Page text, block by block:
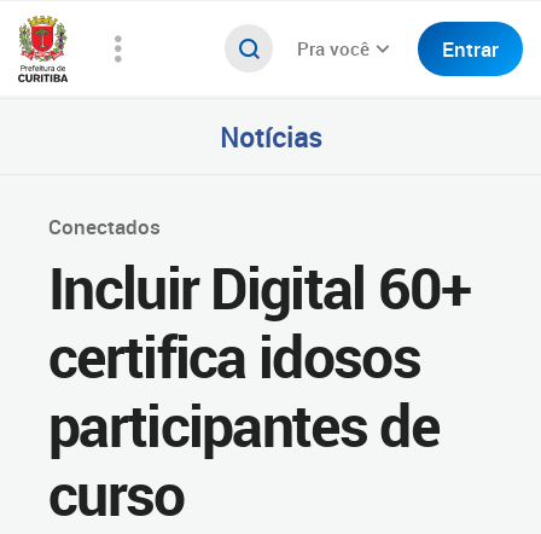
Pra você Entrar
Notícias
Conectados
Incluir Digital 60+
certifica idosos
participantes de
curso